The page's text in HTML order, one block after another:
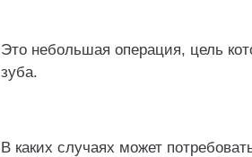
Это небольшая операция, цель
зуба.
В каких случаях может